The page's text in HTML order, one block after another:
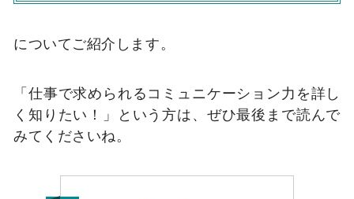
についてご紹介します。
「仕事で求められるコミュニケーション力を詳し
く知りたい！」という方は、ぜひ最後まで読んで
みてくださいね。